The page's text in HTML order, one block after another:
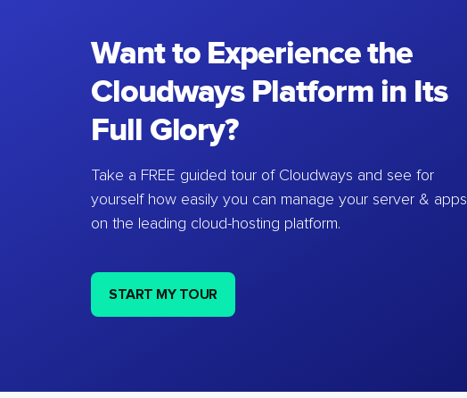
Want to Experience the
Cloudways Platform in Its
Full Glory?
Take a FREE guided tour of Cloudways and see for
yourself how easily you can manage your server & apps
on the leading cloud-hosting platform.
START MY TOUR